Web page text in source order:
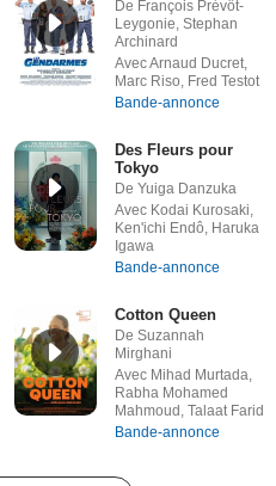
De François Prévôt-
Leygonie, Stephan
Archinard
Avec Arnaud Ducret,
Marc Riso, Fred Testot
Bande-annonce
Des Fleurs pour
Tokyo
De Yuiga Danzuka
Avec Kodai Kurosaki,
Ken'ichi Endô, Haruka
Igawa
Bande-annonce
Cotton Queen
De Suzannah
Mirghani
Avec Mihad Murtada,
Rabha Mohamed
Mahmoud, Talaat Farid
Bande-annonce